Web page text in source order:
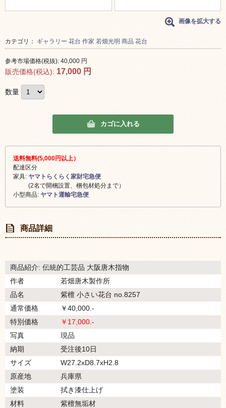
画像を拡大する
カテゴリ： ギャラリー 花台 作家 若畑光明 商品 花台
参考市場価格(税抜): 40,000 円
販売価格(税込): 17,000 円
数量
カゴに入れる
送料無料(5,000円以上）
配達区分
家具: ヤマトらくらく家財宅急便
(2名で開梱設置、梱包材処分まで）
小型商品: ヤマト運輸宅急便
商品詳細
商品紹介: 伝統的工芸品 大阪唐木指物
作者
若畑唐木製作所
品名
紫檀 小さい花台 no.8257
通常価格
￥40,000.-
特別価格
￥17,000.-
写真
現品
納期
受注後10日
サイズ
W27.2xD8.7xH2.8
原産地
兵庫県
塗装
拭き漆仕上げ
材料
紫檀無垢材